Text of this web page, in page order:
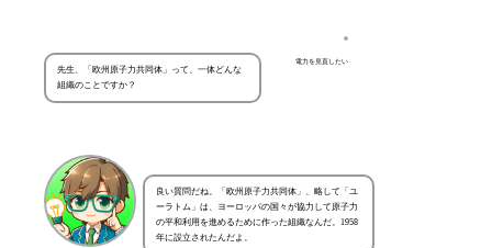
電力を見直したい
先生、「欧州原子力共同体」って、一体どんな
組織のことですか？
良い質問だね。「欧州原子力共同体」、略して「ユ
ーラトム」は、ヨーロッパの国々が協力して原子力
の平和利用を進めるために作った組織なんだ。1958
年に設立されたんだよ。